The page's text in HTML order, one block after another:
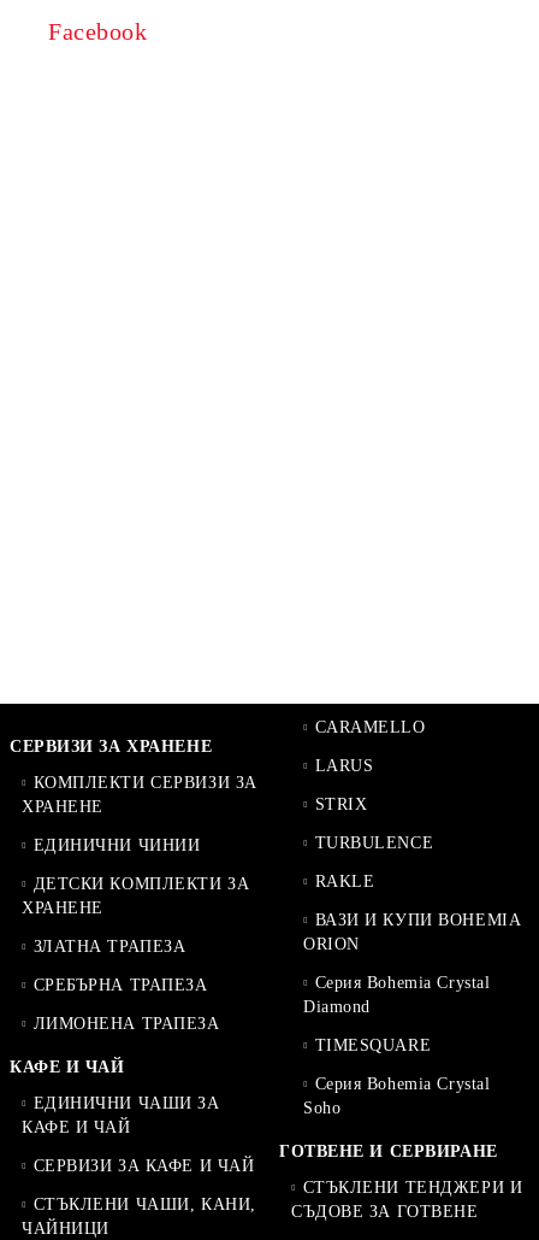
Facebook
СЕРВИЗИ ЗА ХРАНЕНЕ
КОМПЛЕКТИ СЕРВИЗИ ЗА
ХРАНЕНЕ
ЕДИНИЧНИ ЧИНИИ
ДЕТСКИ КОМПЛЕКТИ ЗА
ХРАНЕНЕ
ЗЛАТНА ТРАПЕЗА
СРЕБЪРНА ТРАПЕЗА
ЛИМОНЕНА ТРАПЕЗА
КАФЕ И ЧАЙ
ЕДИНИЧНИ ЧАШИ ЗА
КАФЕ И ЧАЙ
СЕРВИЗИ ЗА КАФЕ И ЧАЙ
СТЪКЛЕНИ ЧАШИ, КАНИ,
ЧАЙНИЦИ
CARAMELLO
LARUS
STRIX
TURBULENCE
RAKLE
ВАЗИ И КУПИ BOHEMIA
ORION
Серия Bohemia Crystal
Diamond
TIMESQUARE
Серия Bohemia Crystal
Soho
ГОТВЕНЕ И СЕРВИРАНЕ
СТЪКЛЕНИ ТЕНДЖЕРИ И
СЪДОВЕ ЗА ГОТВЕНЕ